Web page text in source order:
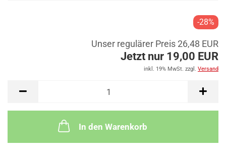
-28%
Unser regulärer Preis 26,48 EUR
Jetzt nur 19,00 EUR
inkl. 19% MwSt. zzgl. Versand
In den Warenkorb